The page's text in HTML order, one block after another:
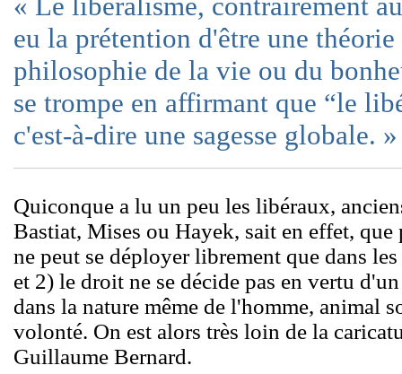
eu la prétention d'être une
philosophie de la vie ou du
se trompe en affirmant que “le
c'est-à-dire une sagesse globale. »
Quiconque a lu un peu les libéraux,
Bastiat, Mises ou Hayek, sait en effet,
ne peut se déployer librement que dans
et 2) le droit ne se décide pas en vertu
dans la nature même de l'homme, animal
volonté. On est alors très loin de la
Guillaume Bernard.